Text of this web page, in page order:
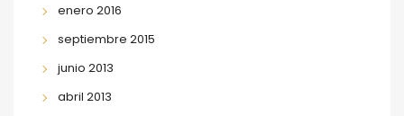
enero 2016
septiembre 2015
junio 2013
abril 2013